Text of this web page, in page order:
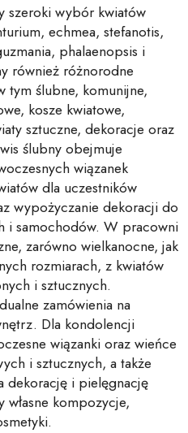
szeroki wybór kwiatów
echmea, stefanotis,
phalaenopsis i
również różnorodne
tym ślubne, komunijne,
kosze kwiatowe,
sztuczne, dekoracje oraz
ślubny obejmuje
wiązanek
dla uczestników
wypożyczanie dekoracji do
i samochodów. W pracowni
zarówno wielkanocne, jak
rozmiarach, z kwiatów
i sztucznych.
zamówienia na
Dla kondolencji
wiązanki oraz wieńce
i sztucznych, a także
dekorację i pielęgnację
kompozycje,